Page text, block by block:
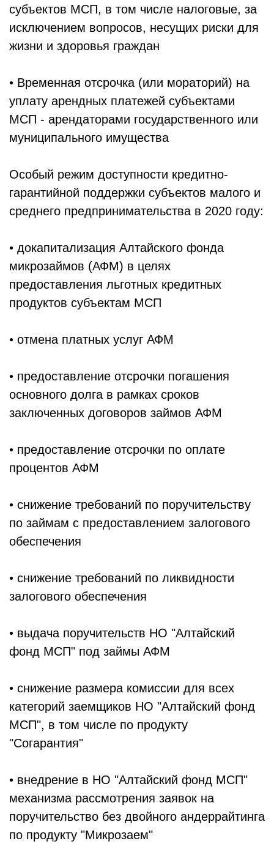
субъектов МСП, в том числе налоговые, за
исключением вопросов, несущих риски для
жизни и здоровья граждан
• Временная отсрочка (или мораторий) на
уплату арендных платежей субъектами
МСП - арендаторами государственного или
муниципального имущества
Особый режим доступности кредитно-
гарантийной поддержки субъектов малого и
среднего предпринимательства в 2020 году:
• докапитализация Алтайского фонда
микрозаймов (АФМ) в целях
предоставления льготных кредитных
продуктов субъектам МСП
• отмена платных услуг АФМ
• предоставление отсрочки погашения
основного долга в рамках сроков
заключенных договоров займов АФМ
• предоставление отсрочки по оплате
процентов АФМ
• снижение требований по поручительству
по займам с предоставлением залогового
обеспечения
• снижение требований по ликвидности
залогового обеспечения
• выдача поручительств НО "Алтайский
фонд МСП" под займы АФМ
• снижение размера комиссии для всех
категорий заемщиков НО "Алтайский фонд
МСП", в том числе по продукту
"Согарантия"
• внедрение в НО "Алтайский фонд МСП"
механизма рассмотрения заявок на
поручительство без двойного андеррайтинга
по продукту "Микрозаем"